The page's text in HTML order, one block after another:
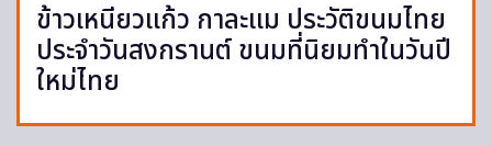
ข้าวเหนียวแก้ว กาละแม ประวัติขนมไทย
ประจำวันสงกรานต์ ขนมที่นิยมทำในวันปี
ใหม่ไทย